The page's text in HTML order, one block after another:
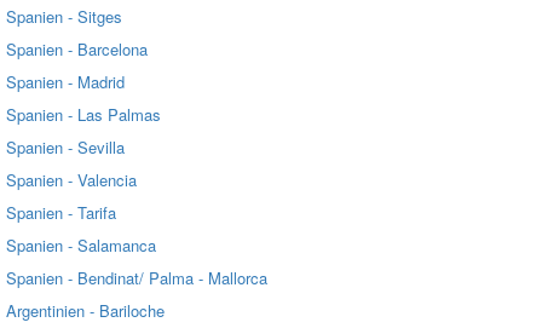
Spanien - Sitges
Spanien - Barcelona
Spanien - Madrid
Spanien - Las Palmas
Spanien - Sevilla
Spanien - Valencia
Spanien - Tarifa
Spanien - Salamanca
Spanien - Bendinat/ Palma - Mallorca
Argentinien - Bariloche